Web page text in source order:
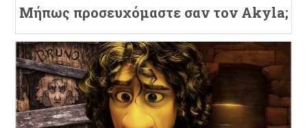
Μήπως προσευχόμαστε σαν τον Akyla;